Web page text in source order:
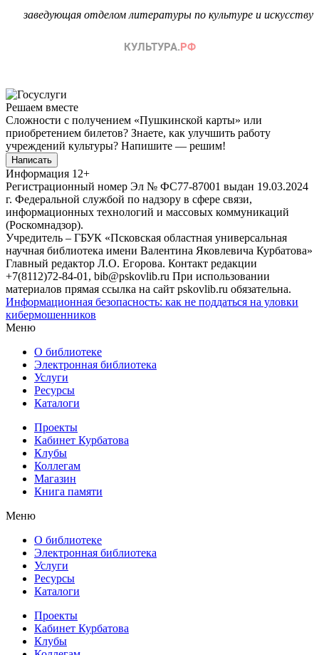
заведующая отделом литературы по культуре и искусству
Решаем вместе
Сложности с получением «Пушкинской карты» или
приобретением билетов? Знаете, как улучшить работу
учреждений культуры? Напишите — решим!
Написать
Информация 12+
Регистрационный номер Эл № ФС77-87001 выдан 19.03.2024
г. Федеральной службой по надзору в сфере связи,
информационных технологий и массовых коммуникаций
(Роскомнадзор).
Учредитель – ГБУК «Псковская областная универсальная
научная библиотека имени Валентина Яковлевича Курбатова»
Главный редактор Л.О. Егорова. Контакт редакции
+7(8112)72-84-01, bib@pskovlib.ru При использовании
материалов прямая ссылка на сайт pskovlib.ru обязательна.
Информационная безопасность: как не поддаться на уловки
кибермошенников
Меню
О библиотеке
Электронная библиотека
Услуги
Ресурсы
Каталоги
Проекты
Кабинет Курбатова
Клубы
Коллегам
Магазин
Книга памяти
Меню
О библиотеке
Электронная библиотека
Услуги
Ресурсы
Каталоги
Проекты
Кабинет Курбатова
Клубы